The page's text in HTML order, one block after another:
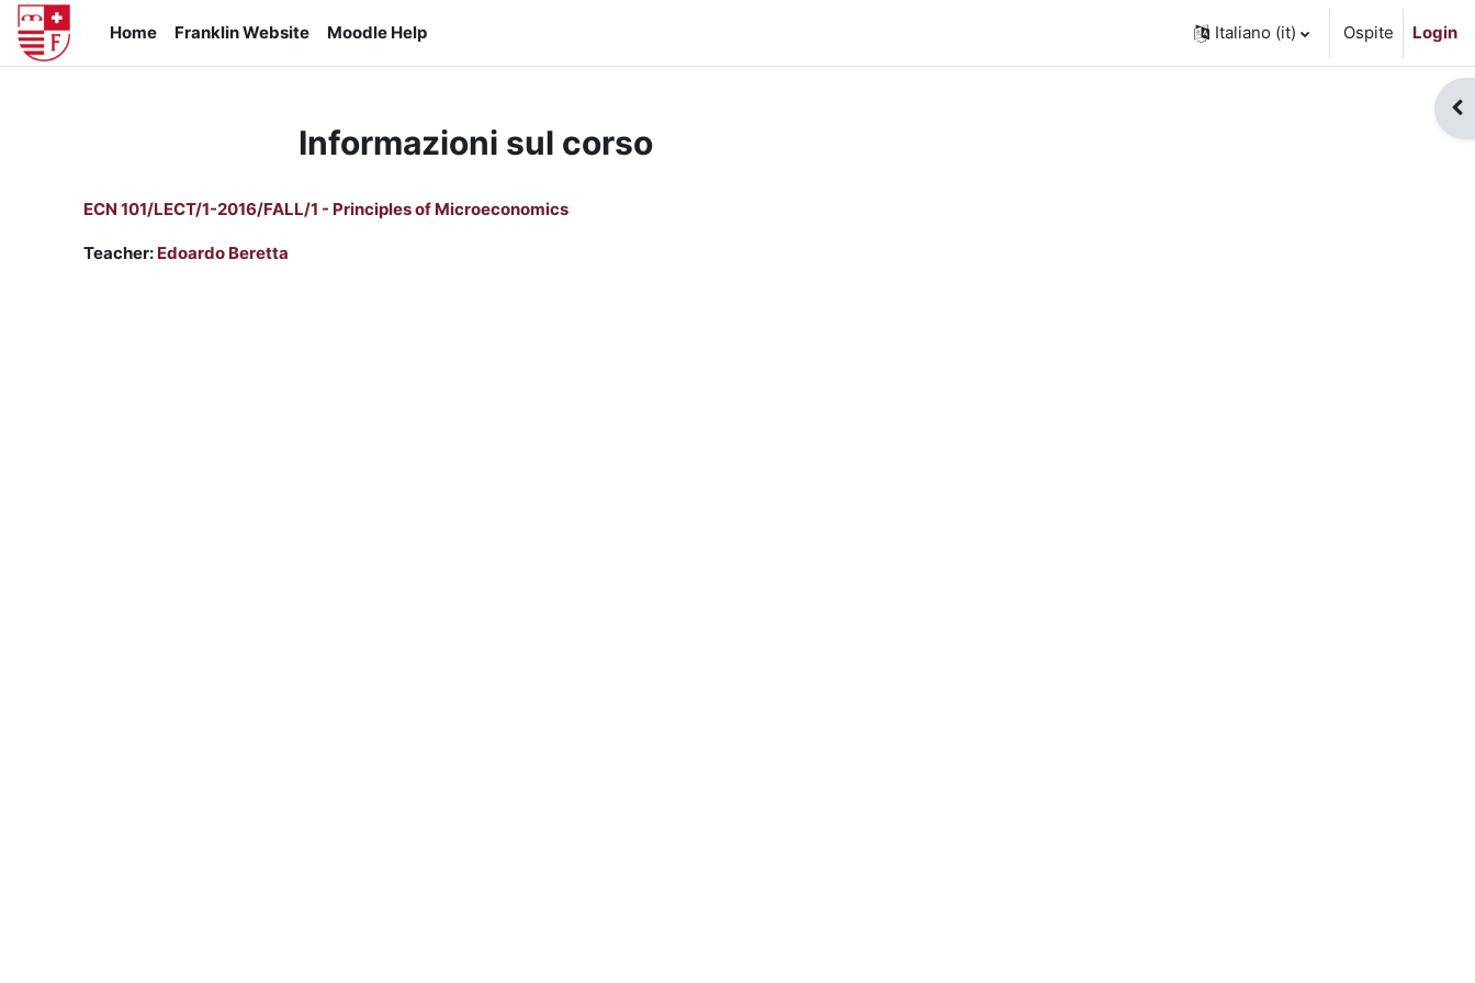
Vai al contenuto principale
Home
Franklin Website Moodle Help Italiano ‎(it)‎ Ospite Login
Informazioni sul corso
ECN 101/LECT/1-2016/FALL/1 - Principles of Microeconomics
Teacher: Edoardo Beretta